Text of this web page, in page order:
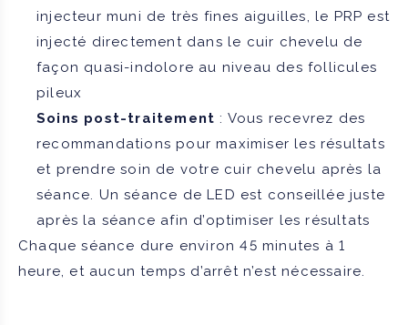
injecteur muni de très fines aiguilles, le PRP est
injecté directement dans le cuir chevelu de
façon quasi-indolore au niveau des follicules
pileux
Soins post-traitement : Vous recevrez des
recommandations pour maximiser les résultats
et prendre soin de votre cuir chevelu après la
séance. Un séance de LED est conseillée juste
après la séance afin d’optimiser les résultats
Chaque séance dure environ 45 minutes à 1
heure, et aucun temps d’arrêt n’est nécessaire.